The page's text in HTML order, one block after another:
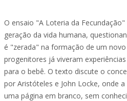
O ensaio "A Loteria da
geração da vida humana,
é "zerada" na formação de um
progenitores já viveram
para o bebê. O texto discute o
por Aristóteles e John Locke, onde
uma página em branco, sem